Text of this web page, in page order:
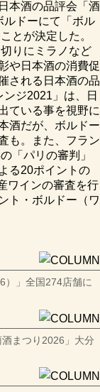
本酒の品評会「酒
ルドーにて「ボル
とが決定した。
りにミラノなど
や日本酒の消費促
される日本酒の品
ジ2021」は、日
ている事を視野に
酒だが、ボルドー
も。また、フラン
「パリの審判」
る20ポイントの
ワインの審査を行
ト・ボルドー（ワ
）」全国274店舗に
まつり2026」大分